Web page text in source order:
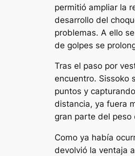
permitió ampliar la
desarrollo del
problemas. A ello
de golpes se
Tras el paso por
encuentro. Sissoko
puntos y
distancia, ya fuera
gran parte del peso
Como ya había
devolvió la ventaja